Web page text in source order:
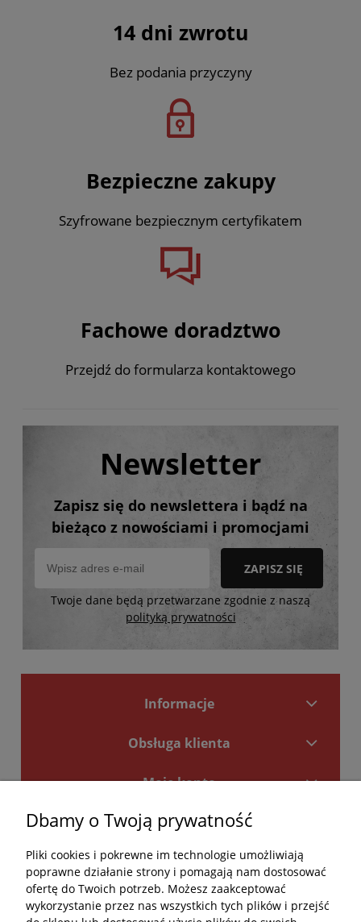
14 dni zwrotu
Bez podania przyczyny
Bezpieczne zakupy
Szyfrowane bezpiecznym certyfikatem
Fachowe doradztwo
Przejdź do formularza kontaktowego
Newsletter
Zapisz się do newslettera i bądź na
bieżąco z nowościami i promocjami
ZAPISZ SIĘ
Twoje dane będą przetwarzane zgodnie z naszą
polityką prywatności
Informacje
Obsługa klienta
Moje konto
Płatności i dostawa
Kontakt
Kontakt
Dbamy o Twoją prywatność
Pliki cookies i pokrewne im technologie umożliwiają
poprawne działanie strony i pomagają nam dostosować
ofertę do Twoich potrzeb. Możesz zaakceptować
wykorzystanie przez nas wszystkich tych plików i przejść